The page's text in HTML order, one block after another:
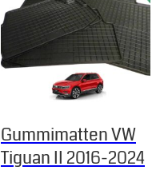
Gummimatten VW
Tiguan II 2016-2024